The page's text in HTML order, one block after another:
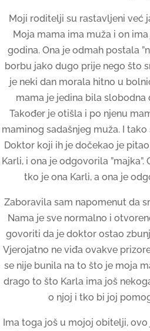
Moji roditelji su rastavljeni već
Moja mama ima muža i on
godina. Ona je odmah postala
borbu jako dugo prije nego što
je neki dan morala hitno u
mama je jedina bila slobodna
Također je otišla i po njenu
maminog sadašnjeg muža. I
Doktor koji ih je dočekao je
Karli, i ona je odgovorila
tko je ona Karli, a ona je
Zaboravila sam napomenut da
Nama je sve normalno i
govoriti da je doktor ostao
Vjerojatno ne viđa ovakve
se nije bunila na to što je moja
drago to što Karla ima još
o njoj i tko bi joj
Ima toga još u mojoj obitelji,